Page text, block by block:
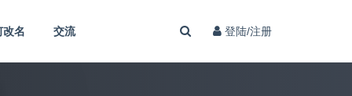
改名 交流 登陆/注册